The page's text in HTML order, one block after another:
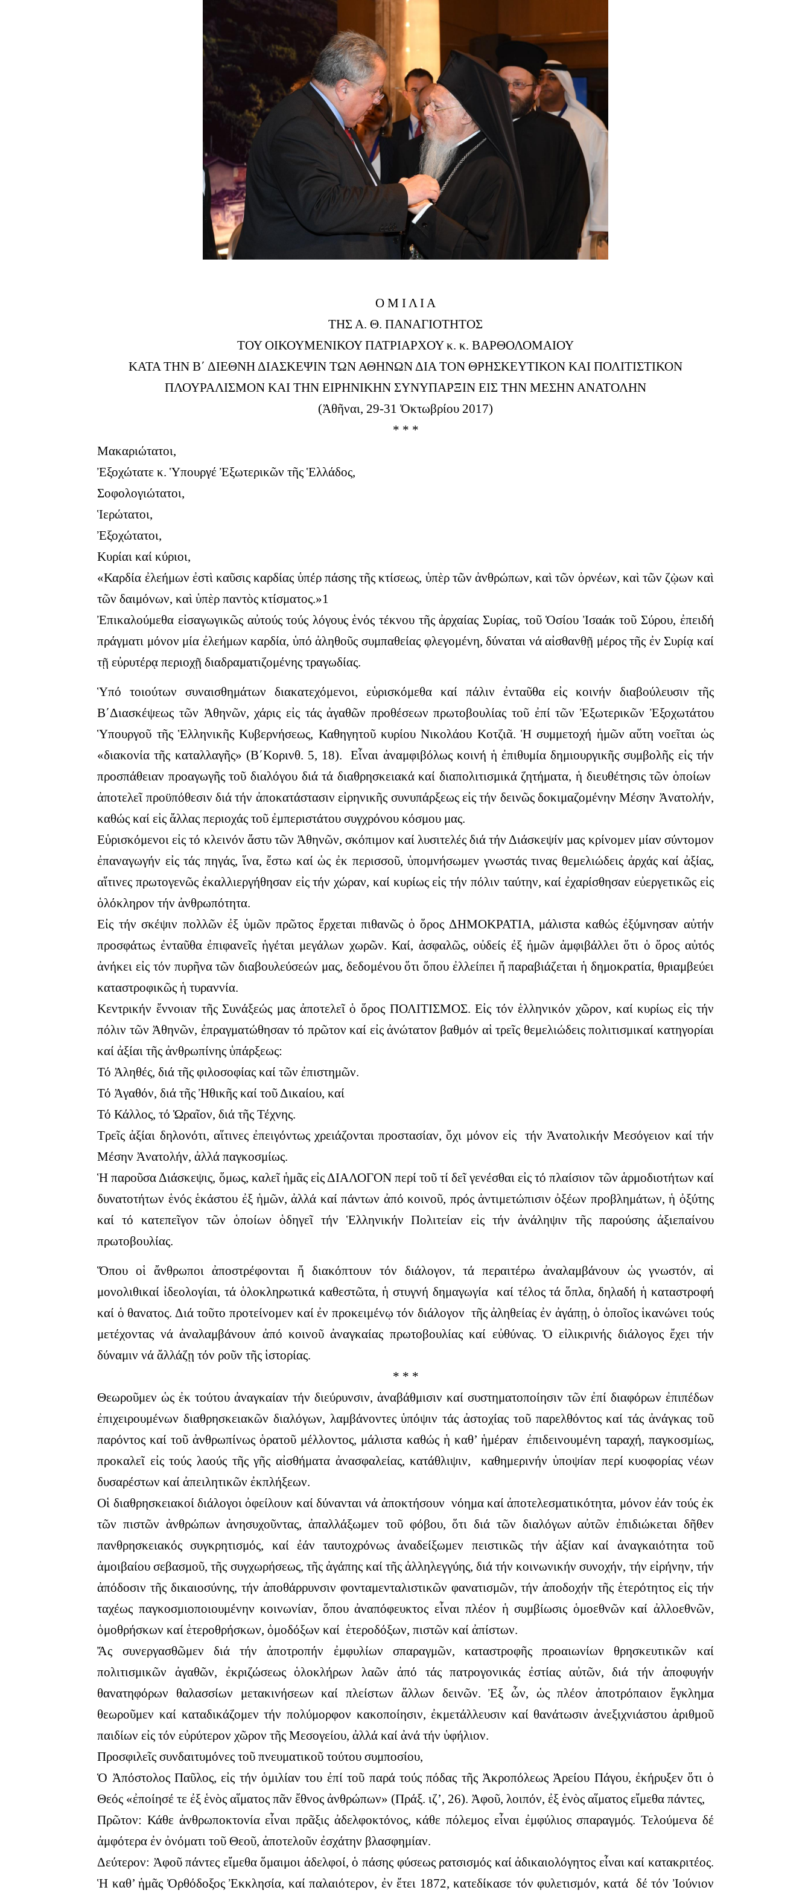
Ο Μ Ι Λ Ι Α
ΤΗΣ Α. Θ. ΠΑΝΑΓΙΟΤΗΤΟΣ
ΤΟΥ ΟΙΚΟΥΜΕΝΙΚΟΥ ΠΑΤΡΙΑΡΧΟΥ κ. κ. ΒΑΡΘΟΛΟΜΑΙΟΥ
ΚΑΤΑ ΤΗΝ Β΄ ΔΙΕΘΝΗ ΔΙΑΣΚΕΨΙΝ ΤΩΝ ΑΘΗΝΩΝ ΔΙΑ ΤΟΝ ΘΡΗΣΚΕΥΤΙΚΟΝ ΚΑΙ ΠΟΛΙΤΙΣΤΙΚΟΝ
ΠΛΟΥΡΑΛΙΣΜΟΝ ΚΑΙ ΤΗΝ ΕΙΡΗΝΙΚΗΝ ΣΥΝΥΠΑΡΞΙΝ ΕΙΣ ΤΗΝ ΜΕΣΗΝ ΑΝΑΤΟΛΗΝ
(Ἀθῆναι, 29-31 Ὀκτωβρίου 2017)
* * *
Μακαριώτατοι,
Ἐξοχώτατε κ. Ὑπουργέ Ἐξωτερικῶν τῆς Ἑλλάδος,
Σοφολογιώτατοι,
Ἱερώτατοι,
Ἐξοχώτατοι,
Κυρίαι καί κύριοι,
«Καρδία ἐλεήμων ἐστὶ καῦσις καρδίας ὑπέρ πάσης τῆς κτίσεως, ὑπὲρ τῶν ἀνθρώπων, καὶ τῶν ὀρνέων, καὶ τῶν ζῲων καὶ
τῶν δαιμόνων, καὶ ὑπὲρ παντὸς κτίσματος.»1
Ἐπικαλούμεθα εἰσαγωγικῶς αὐτούς τούς λόγους ἑνός τέκνου τῆς ἀρχαίας Συρίας, τοῦ Ὁσίου Ἰσαάκ τοῦ Σύρου, ἐπειδή
πράγματι μόνον μία ἐλεήμων καρδία, ὑπό ἀληθοῦς συμπαθείας φλεγομένη, δύναται νά αἰσθανθῇ μέρος τῆς ἐν Συρίᾳ καί
τῇ εὐρυτέρᾳ περιοχῇ διαδραματιζομένης τραγωδίας.
Ὑπό τοιούτων συναισθημάτων διακατεχόμενοι, εὑρισκόμεθα καί πάλιν ἐνταῦθα εἰς κοινήν διαβούλευσιν τῆς
Β΄Διασκέψεως τῶν Ἀθηνῶν, χάρις εἰς τάς ἀγαθῶν προθέσεων πρωτοβουλίας τοῦ ἐπί τῶν Ἐξωτερικῶν Ἐξοχωτάτου
Ὑπουργοῦ τῆς Ἑλληνικῆς Κυβερνήσεως, Καθηγητοῦ κυρίου Νικολάου Κοτζιᾶ. Ἡ συμμετοχή ἡμῶν αὕτη νοεῖται ὡς
«διακονία τῆς καταλλαγῆς» (Β΄Κορινθ. 5, 18). Εἶναι ἀναμφιβόλως κοινή ἡ ἐπιθυμία δημιουργικῆς συμβολῆς εἰς τήν
προσπάθειαν προαγωγῆς τοῦ διαλόγου διά τά διαθρησκειακά καί διαπολιτισμικά ζητήματα, ἡ διευθέτησις τῶν ὁποίων
ἀποτελεῖ προϋπόθεσιν διά τήν ἀποκατάστασιν εἰρηνικῆς συνυπάρξεως εἰς τήν δεινῶς δοκιμαζομένην Μέσην Ἀνατολήν,
καθώς καί εἰς ἄλλας περιοχάς τοῦ ἐμπεριστάτου συγχρόνου κόσμου μας.
Εὑρισκόμενοι εἰς τό κλεινόν ἄστυ τῶν Ἀθηνῶν, σκόπιμον καί λυσιτελές διά τήν Διάσκεψίν μας κρίνομεν μίαν σύντομον
ἐπαναγωγήν εἰς τάς πηγάς, ἵνα, ἔστω καί ὡς ἐκ περισσοῦ, ὑπομνήσωμεν γνωστάς τινας θεμελιώδεις ἀρχάς καί ἀξίας,
αἵτινες πρωτογενῶς ἐκαλλιεργήθησαν εἰς τήν χώραν, καί κυρίως εἰς τήν πόλιν ταύτην, καί ἐχαρίσθησαν εὐεργετικῶς εἰς
ὁλόκληρον τήν ἀνθρωπότητα.
Εἰς τήν σκέψιν πολλῶν ἐξ ὑμῶν πρῶτος ἔρχεται πιθανῶς ὁ ὅρος ΔΗΜΟΚΡΑΤΙΑ, μάλιστα καθώς ἐξύμνησαν αὐτήν
προσφάτως ἐνταῦθα ἐπιφανεῖς ἡγέται μεγάλων χωρῶν. Καί, ἀσφαλῶς, οὐδείς ἐξ ἡμῶν ἀμφιβάλλει ὅτι ὁ ὅρος αὐτός
ἀνήκει εἰς τόν πυρῆνα τῶν διαβουλεύσεών μας, δεδομένου ὅτι ὅπου ἐλλείπει ἤ παραβιάζεται ἡ δημοκρατία, θριαμβεύει
καταστροφικῶς ἡ τυραννία.
Κεντρικήν ἔννοιαν τῆς Συνάξεώς μας ἀποτελεῖ ὁ ὅρος ΠΟΛΙΤΙΣΜΟΣ. Εἰς τόν ἑλληνικόν χῶρον, καί κυρίως εἰς τήν
πόλιν τῶν Ἀθηνῶν, ἐπραγματώθησαν τό πρῶτον καί εἰς ἀνώτατον βαθμόν αἱ τρεῖς θεμελιώδεις πολιτισμικαί κατηγορίαι
καί ἀξίαι τῆς ἀνθρωπίνης ὑπάρξεως:
Τό Ἀληθές, διά τῆς φιλοσοφίας καί τῶν ἐπιστημῶν.
Τό Ἀγαθόν, διά τῆς Ἠθικῆς καί τοῦ Δικαίου, καί
Τό Κάλλος, τό Ὡραῖον, διά τῆς Τέχνης.
Τρεῖς ἀξίαι δηλονότι, αἵτινες ἐπειγόντως χρειάζονται προστασίαν, ὄχι μόνον εἰς τήν Ἀνατολικήν Μεσόγειον καί τήν
Μέσην Ἀνατολήν, ἀλλά παγκοσμίως.
Ἡ παροῦσα Διάσκεψις, ὅμως, καλεῖ ἡμᾶς εἰς ΔΙΑΛΟΓΟΝ περί τοῦ τί δεῖ γενέσθαι εἰς τό πλαίσιον τῶν ἁρμοδιοτήτων καί
δυνατοτήτων ἑνός ἑκάστου ἐξ ἡμῶν, ἀλλά καί πάντων ἀπό κοινοῦ, πρός ἀντιμετώπισιν ὀξέων προβλημάτων, ἡ ὀξύτης
καί τό κατεπεῖγον τῶν ὁποίων ὁδηγεῖ τήν Ἑλληνικήν Πολιτείαν εἰς τήν ἀνάληψιν τῆς παρούσης ἀξιεπαίνου
πρωτοβουλίας.
Ὅπου οἱ ἄνθρωποι ἀποστρέφονται ἤ διακόπτουν τόν διάλογον, τά περαιτέρω ἀναλαμβάνουν ὡς γνωστόν, αἱ
μονολιθικαί ἰδεολογίαι, τά ὁλοκληρωτικά καθεστῶτα, ἡ στυγνή δημαγωγία καί τέλος τά ὅπλα, δηλαδή ἡ καταστροφή
καί ὁ θανατος. Διά τοῦτο προτείνομεν καί ἐν προκειμένῳ τόν διάλογον τῆς ἀληθείας ἐν ἀγάπῃ, ὁ ὁποῖος ἱκανώνει τούς
μετέχοντας νά ἀναλαμβάνουν ἀπό κοινοῦ ἀναγκαίας πρωτοβουλίας καί εὐθύνας. Ὁ εἰλικρινής διάλογος ἔχει τήν
δύναμιν νά ἄλλάζῃ τόν ροῦν τῆς ἱστορίας.
* * *
Θεωροῦμεν ὡς ἐκ τούτου ἀναγκαίαν τήν διεύρυνσιν, ἀναβάθμισιν καί συστηματοποίησιν τῶν ἐπί διαφόρων ἐπιπέδων
ἐπιχειρουμένων διαθρησκειακῶν διαλόγων, λαμβάνοντες ὑπόψιν τάς ἀστοχίας τοῦ παρελθόντος καί τάς ἀνάγκας τοῦ
παρόντος καί τοῦ ἀνθρωπίνως ὁρατοῦ μέλλοντος, μάλιστα καθώς ἡ καθ’ ἡμέραν ἐπιδεινουμένη ταραχή, παγκοσμίως,
προκαλεῖ εἰς τούς λαούς τῆς γῆς αἰσθήματα ἀνασφαλείας, κατάθλιψιν, καθημερινήν ὑποψίαν περί κυοφορίας νέων
δυσαρέστων καί ἀπειλητικῶν ἐκπλήξεων.
Οἱ διαθρησκειακοί διάλογοι ὀφείλουν καί δύνανται νά ἀποκτήσουν νόημα καί ἀποτελεσματικότητα, μόνον ἐάν τούς ἐκ
τῶν πιστῶν ἀνθρώπων ἀνησυχοῦντας, ἀπαλλάξωμεν τοῦ φόβου, ὅτι διά τῶν διαλόγων αὐτῶν ἐπιδιώκεται δῆθεν
πανθρησκειακός συγκρητισμός, καί ἐάν ταυτοχρόνως ἀναδείξωμεν πειστικῶς τήν ἀξίαν καί ἀναγκαιότητα τοῦ
ἀμοιβαίου σεβασμοῦ, τῆς συγχωρήσεως, τῆς ἀγάπης καί τῆς ἀλληλεγγύης, διά τήν κοινωνικήν συνοχήν, τήν εἰρήνην, τήν
ἀπόδοσιν τῆς δικαιοσύνης, τήν ἀποθάρρυνσιν φονταμενταλιστικῶν φανατισμῶν, τήν ἀποδοχήν τῆς ἑτερότητος εἰς τήν
ταχέως παγκοσμιοποιουμένην κοινωνίαν, ὅπου ἀναπόφευκτος εἶναι πλέον ἡ συμβίωσις ὁμοεθνῶν καί ἀλλοεθνῶν,
ὁμοθρήσκων καί ἑτεροθρήσκων, ὁμοδόξων καί ἑτεροδόξων, πιστῶν καί ἀπίστων.
Ἄς συνεργασθῶμεν διά τήν ἀποτροπήν ἐμφυλίων σπαραγμῶν, καταστροφῆς προαιωνίων θρησκευτικῶν καί
πολιτισμικῶν ἀγαθῶν, ἐκριζώσεως ὁλοκλήρων λαῶν ἀπό τάς πατρογονικάς ἐστίας αὐτῶν, διά τήν ἀποφυγήν
θανατηφόρων θαλασσίων μετακινήσεων καί πλείστων ἄλλων δεινῶν. Ἐξ ὧν, ὡς πλέον ἀποτρόπαιον ἔγκλημα
θεωροῦμεν καί καταδικάζομεν τήν πολύμορφον κακοποίησιν, ἐκμετάλλευσιν καί θανάτωσιν ἀνεξιχνιάστου ἀριθμοῦ
παιδίων εἰς τόν εὐρύτερον χῶρον τῆς Μεσογείου, ἀλλά καί ἀνά τήν ὑφήλιον.
Προσφιλεῖς συνδαιτυμόνες τοῦ πνευματικοῦ τούτου συμποσίου,
Ὁ Ἀπόστολος Παῦλος, εἰς τήν ὁμιλίαν του ἐπί τοῦ παρά τούς πόδας τῆς Ἀκροπόλεως Ἀρείου Πάγου, ἐκήρυξεν ὅτι ὁ
Θεός «ἐποίησέ τε ἐξ ἑνὸς αἵματος πᾶν ἔθνος ἀνθρώπων» (Πράξ. ιζ’, 26). Ἀφοῦ, λοιπόν, ἐξ ἑνὸς αἵματος εἴμεθα πάντες,
Πρῶτον: Κάθε ἀνθρωποκτονία εἶναι πρᾶξις ἀδελφοκτόνος, κάθε πόλεμος εἶναι ἐμφύλιος σπαραγμός. Τελούμενα δέ
ἀμφότερα ἐν ὀνόματι τοῦ Θεοῦ, ἀποτελοῦν ἐσχάτην βλασφημίαν.
Δεύτερον: Ἀφοῦ πάντες εἴμεθα ὅμαιμοι ἀδελφοί, ὁ πάσης φύσεως ρατσισμός καί ἀδικαιολόγητος εἶναι καί κατακριτέος.
Ἡ καθ’ ἡμᾶς Ὀρθόδοξος Ἐκκλησία, καί παλαιότερον, ἐν ἔτει 1872, κατεδίκασε τόν φυλετισμόν, κατά δέ τόν Ἰούνιον